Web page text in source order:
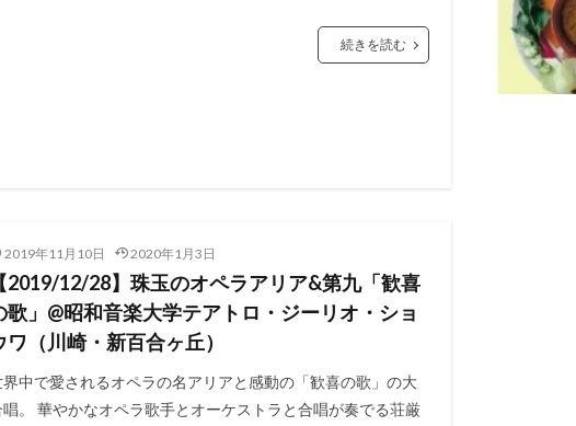
続きを読む
2019年11月10日 2020年1月3日
2019/12/28】珠玉のオペラアリア&第九「歓喜
歌」@昭和音楽大学テアトロ・ジーリオ・ショ
ワ（川崎・新百合ヶ丘）
界中で愛されるオペラの名アリアと感動の「歓喜の歌」の大
唱。 華やかなオペラ歌手とオーケストラと合唱が奏でる荘厳